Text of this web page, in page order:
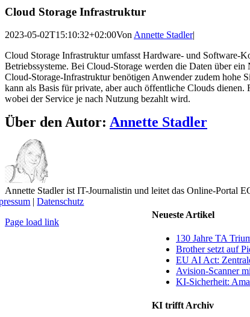
Cloud Storage Infrastruktur
2023-05-02T15:10:32+02:00VonAnnette Stadler|
Cloud Storage Infrastruktur umfasst Hardware- und Software-
Betriebssysteme. Bei Cloud-Storage werden die Daten über
Cloud-Storage-Infrastruktur benötigen Anwender zudem hohe
kann als Basis für private, aber auch öffentliche Clouds
wobei der Service je nach Nutzung bezahlt wird.
Über den Autor: Annette Stadler
Annette Stadler ist IT-Journalistin und leitet das Online-Portal
Neueste Artikel
130 Jahre TA
Brother setzt auf
EU AI Act:
Avision-Scanner
KI-Sicherheit:
KI trifft Archiv
|Datenschutz
Page load link